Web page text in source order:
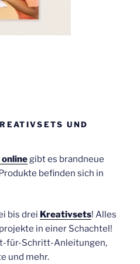
UND
gibt es brandneue
befinden sich in
bis drei Kreativsets! Alles
in einer Schachtel!
für-Schritt-Anleitungen,
und mehr.